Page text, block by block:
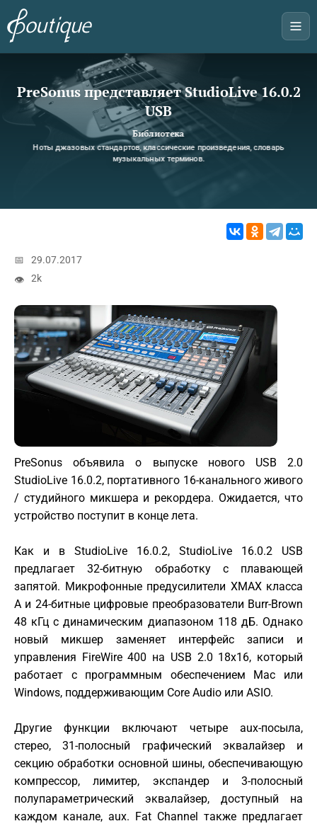
PreSonus представляет StudioLive 16.0.2
USB
Библиотека
Ноты джазовых стандартов, классические произведения, словарь
музыкальных терминов.
📅
29.07.2017
👁
2k
PreSonus объявила о выпуске нового USB 2.0
StudioLive 16.0.2, портативного 16-канального живого
/ студийного микшера и рекордера. Ожидается, что
устройство поступит в конце лета.
Как и в StudioLive 16.0.2, StudioLive 16.0.2 USB
предлагает 32-битную обработку с плавающей
запятой. Микрофонные предусилители XMAX класса
A и 24-битные цифровые преобразователи Burr-Brown
48 кГц с динамическим диапазоном 118 дБ. Однако
новый микшер заменяет интерфейс записи и
управления FireWire 400 на USB 2.0 18x16, который
работает с программным обеспечением Mac или
Windows, поддерживающим Core Audio или ASIO.
Другие функции включают четыре aux-посыла,
стерео, 31-полосный графический эквалайзер и
секцию обработки основной шины, обеспечивающую
компрессор, лимитер, экспандер и 3-полосный
полупараметрический эквалайзер, доступный на
каждом канале, aux. Fat Channel также предлагает